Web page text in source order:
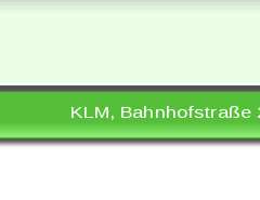
KLM, Bahnhofstraße